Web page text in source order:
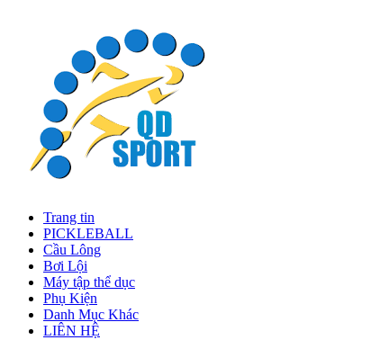
Trang tin
PICKLEBALL
Cầu Lông
Bơi Lội
Máy tập thể dục
Phụ Kiện
Danh Mục Khác
LIÊN HỆ